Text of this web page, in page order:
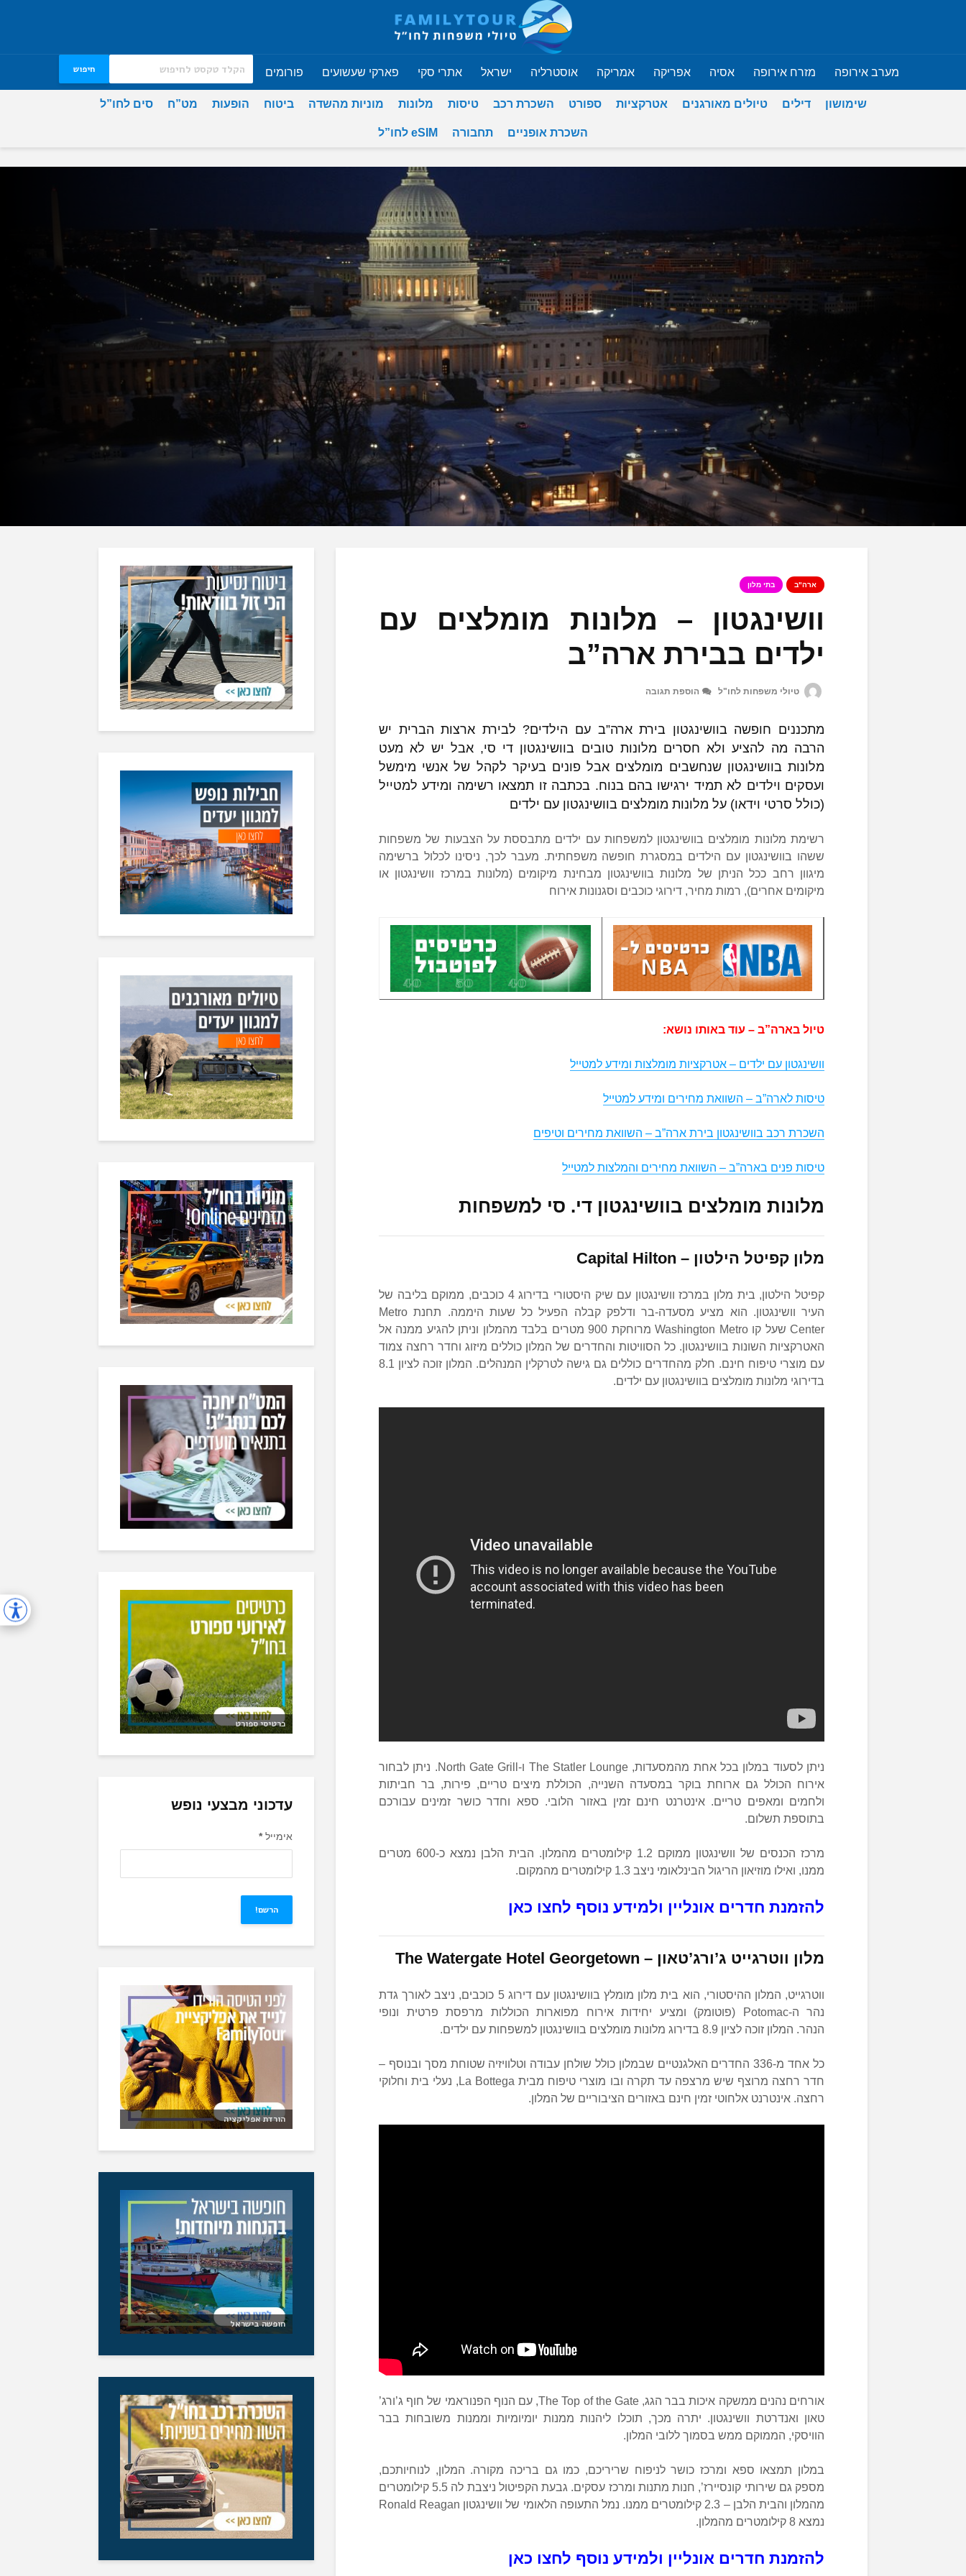
מערב אירופה מזרח אירופה אסיה אפריקה אמריקה אוסטרליה ישראל אתרי סקי פארקי שעשועים פורומים חיפוש
שימושון דילים טיולים מאורגנים אטרקציות ספורט השכרת רכב טיסות מלונות מוניות מהשדה ביטוח הופעות מט”ח סים לחו”ל
השכרת אופניים תחבורה eSIM לחו”ל
ארה"ב בתי מלון
וושינגטון – מלונות מומלצים עם
ילדים בבירת ארה”ב
טיולי משפחות לחו"ל הוספת תגובה
מתכננים חופשה בוושינגטון בירת ארה”ב עם הילדים? לבירת ארצות הברית יש
הרבה מה להציע ולא חסרים מלונות טובים בוושינגטון די סי, אבל יש לא מעט
מלונות בוושינגטון שנחשבים מומלצים אבל פונים בעיקר לקהל של אנשי מימשל
ועסקים וילדים לא תמיד ירגישו בהם בנוח. בכתבה זו תמצאו רשימה ומידע למטייל
(כולל סרטי וידאו) על מלונות מומלצים בוושינגטון עם ילדים
רשימת מלונות מומלצים בוושינגטון למשפחות עם ילדים מתבססת על הצבעות של משפחות
ששהו בוושינגטון עם הילדים במסגרת חופשה משפחתית. מעבר לכך, ניסינו לכלול ברשימה
מיגוון רחב ככל הניתן של מלונות בוושינגטון מבחינת מיקומים (מלונות במרכז וושינגטון או
מיקומים אחרים), רמות מחיר, דירוגי כוכבים וסגנונות אירוח
טיול בארה”ב – עוד באותו נושא:
וושינגטון עם ילדים – אטרקציות מומלצות ומידע למטייל
טיסות לארה”ב – השוואת מחירים ומידע למטייל
השכרת רכב בוושינגטון בירת ארה”ב – השוואת מחירים וטיפים
טיסות פנים בארה”ב – השוואת מחירים והמלצות למטייל
מלונות מומלצים בוושינגטון די. סי למשפחות
מלון קפיטל הילטון – Capital Hilton
קפיטל הילטון, בית מלון במרכז וושינגטון עם שיק היסטורי בדירוג 4 כוכבים, ממוקם בליבה של
העיר וושינגטון. הוא מציע מסעדה-בר ודלפק קבלה הפעיל כל שעות היממה. תחנת Metro
Center שעל קו Washington Metro מרוחקת 900 מטרים בלבד מהמלון וניתן להגיע ממנה אל
האטרקציות השונות בוושינגטון. כל הסוויטות והחדרים של המלון כוללים מיזוג וחדר רחצה צמוד
עם מוצרי טיפוח חינם. חלק מהחדרים כוללים גם גישה לטרקלין המנהלים. המלון זוכה לציון 8.1
בדירוגי מלונות מומלצים בוושינגטון עם ילדים.
ניתן לסעוד במלון בכל אחת מהמסעדות, The Statler Lounge ו-North Gate Grill. ניתן לבחור
אירוח הכולל גם ארוחת בוקר במסעדה השנייה, הכוללת מיצים טריים, פירות, בר חביתות
ולחמים ומאפים טריים. אינטרנט חינם זמין באזור הלובי. ספא וחדר כושר זמינים עבורכם
בתוספת תשלום.
מרכז הכנסים של וושינגטון ממוקם 1.2 קילומטרים מהמלון. הבית הלבן נמצא כ-600 מטרים
ממנו, ואילו מוזיאון הריגול הבינלאומי ניצב 1.3 קילומטרים מהמקום.
להזמנת חדרים אונליין ולמידע נוסף לחצו כאן
מלון ווטרגייט ג’ורג’טאון – The Watergate Hotel Georgetown
ווטרגייט, המלון ההיסטורי, הוא בית מלון מומלץ בוושינגטון עם דירוג 5 כוכבים, ניצב לאורך גדת
נהר ה-Potomac (פוטומק) ומציע יחידות אירוח מפוארות הכוללות מרפסת פרטית ונופי
הנהר. המלון זוכה לציון 8.9 בדירוג מלונות מומלצים בוושינגטון למשפחות עם ילדים.
כל אחד מ-336 החדרים האלגנטיים שבמלון כולל שולחן עבודה וטלוויזיה שטוחת מסך ובנוסף –
חדר רחצה מרוצף שיש מרצפה עד תקרה ובו מוצרי טיפוח מבית La Bottega, נעלי בית וחלוקי
רחצה. אינטרנט אלחוטי זמין חינם באזורים הציבוריים של המלון.
אורחים נהנים ממשקה איכות בבר הגג, The Top of the Gate, עם הנוף הפנוראמי של חוף ג’ורג’
טאון ואנדרטת וושינגטון. יתרה מכך, תוכלו ליהנות ממנות יומיומיות וממנות משובחות בבר
הוויסקי, הממוקם ממש בסמוך ללובי המלון.
במלון תמצאו ספא ומרכז כושר לניפוח שריריכם, כמו גם בריכה מקורה. המלון, לנוחיותכם,
מספק גם שירותי קונסיירז’, חנות מתנות ומרכז עסקים. גבעת הקפיטול ניצבת לה 5.5 קילומטרים
מהמלון והבית הלבן – 2.3 קילומטרים ממנו. נמל התעופה הלאומי של וושינגטון Ronald Reagan
נמצא 8 קילומטרים מהמלון.
להזמנת חדרים אונליין ולמידע נוסף לחצו כאן
כרטיסי ספורט
עדכוני מבצעי נופש
אימייל*
הורדת אפליקציה
חופשה בישראל